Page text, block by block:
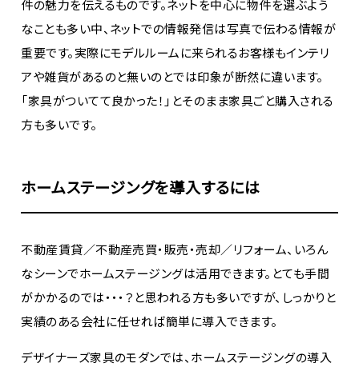
件の魅力を伝えるものです。ネットを中心に物件を選ぶよう
なことも多い中、ネットでの情報発信は写真で伝わる情報が
重要です。実際にモデルルームに来られるお客様もインテリ
アや雑貨があるのと無いのとでは印象が断然に違います。
「家具がついてて良かった！」とそのまま家具ごと購入される
方も多いです。
ホームステージングを導入するには
不動産賃貸／不動産売買・販売・売却／リフォーム、いろん
なシーンでホームステージングは活用できます。とても手間
がかかるのでは・・・？と思われる方も多いですが、しっかりと
実績のある会社に任せれば簡単に導入できます。
デザイナーズ家具のモダンでは、ホームステージングの導入